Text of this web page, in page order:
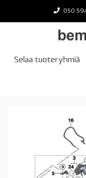
content
050
Selaa tuoteryhmiä